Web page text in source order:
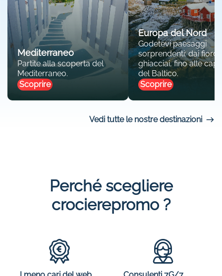
Mediterraneo
Partite alla scoperta del
Mediterraneo.
Scoprire
Europa del Nord
Godetevi paesaggi
sorprendenti: dai fiordi
ghiacciai, fino alle
del Baltico.
Scoprire
Vedi tutte le nostre destinazioni
Perché scegliere
crocierepromo ?